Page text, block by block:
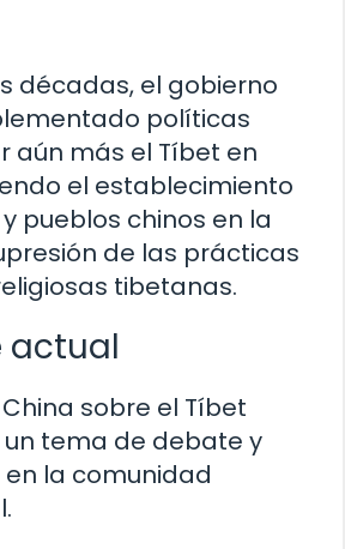
décadas, el gobierno
políticas
aún más el Tíbet en
el establecimiento
pueblos chinos en la
de las prácticas
tibetanas.
actual
sobre el Tíbet
un tema de debate y
la comunidad